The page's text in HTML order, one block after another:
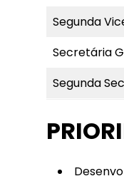
Segunda
Secretária
Segunda